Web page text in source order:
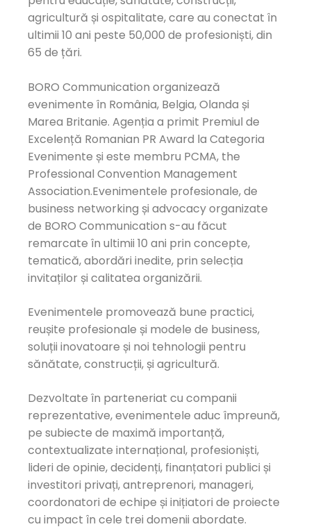
agricultură și ospitalitate, care au conectat în
ultimii 10 ani peste 50,000 de profesioniști, din
65 de țări.
BORO Communication organizează
evenimente în România, Belgia, Olanda și
Marea Britanie. Agenția a primit Premiul de
Excelență Romanian PR Award la Categoria
Evenimente și este membru PCMA, the
Professional Convention Management
Association.Evenimentele profesionale, de
business networking și advocacy organizate
de BORO Communication s-au făcut
remarcate în ultimii 10 ani prin concepte,
tematică, abordări inedite, prin selecția
invitaților și calitatea organizării.
Evenimentele promovează bune practici,
reușite profesionale și modele de business,
soluții inovatoare și noi tehnologii pentru
sănătate, construcții, și agricultură.
Dezvoltate în parteneriat cu companii
reprezentative, evenimentele aduc împreună,
pe subiecte de maximă importanță,
contextualizate internațional, profesioniști,
lideri de opinie, decidenți, finanțatori publici și
investitori privați, antreprenori, manageri,
coordonatori de echipe și inițiatori de proiecte
cu impact în cele trei domenii abordate.